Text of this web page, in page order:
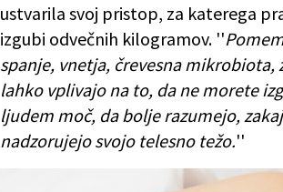
ustvarila svoj pristop, za katerega
izgubi odvečnih kilogramov. ''
spanje, vnetja, črevesna mikrobiota,
lahko vplivajo na to, da ne morete
ljudem moč, da bolje razumejo,
nadzorujejo svojo telesno težo.''